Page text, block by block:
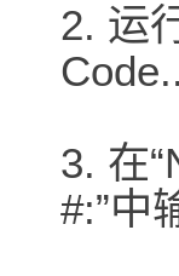
2. 运
3. 在
#:”中